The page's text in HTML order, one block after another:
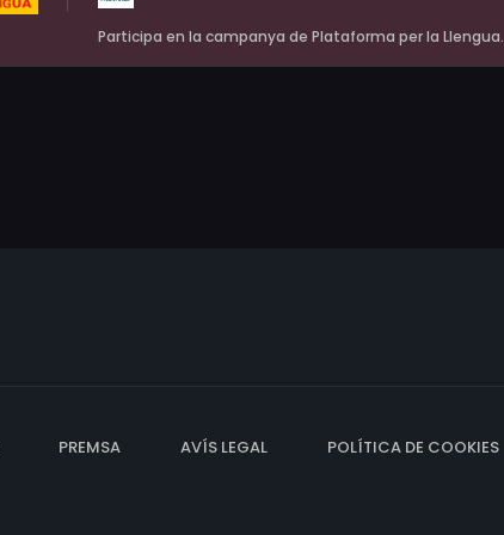
Participa en la campanya de Plataforma per la Llengua.
PREMSA AVÍS LEGAL POLÍTICA DE COOKIES